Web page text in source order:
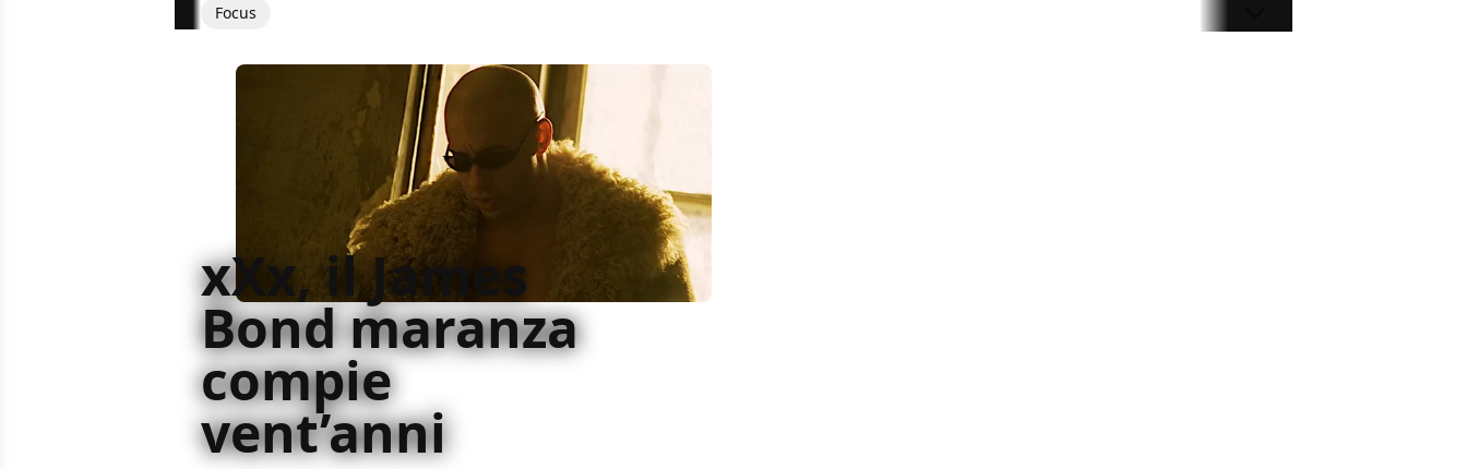
Focus
xXx, il James
Bond maranza
compie
vent’anni